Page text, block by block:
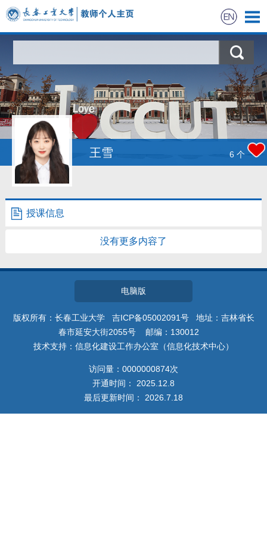
科学研究
教学研究
获奖信息
招生信息
学生信息
教师博客
王雪 6 个
授课信息
没有更多内容了
电脑版
版权所有：长春工业大学 吉ICP备05002091号 地址：吉林省长
春市延安大街2055号 邮编：130012
技术支持：信息化建设工作办公室（信息化技术中心）
访问量： 0000000874次
开通时间： 2025 12 8
最后更新时间： 2026 7 18